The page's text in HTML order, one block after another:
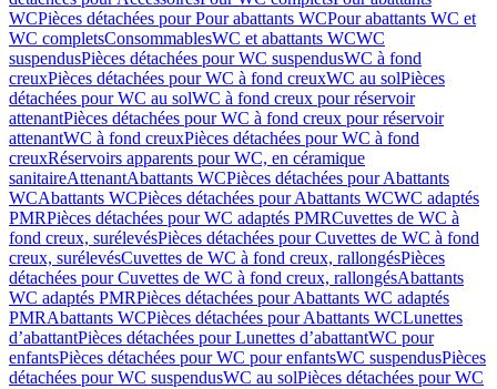
WCPièces détachées pour Pour abattants WCPour abattants WC et
WC completsConsommablesWC et abattants WCWC
suspendusPièces détachées pour WC suspendusWC à fond
creuxPièces détachées pour WC à fond creuxWC au solPièces
détachées pour WC au solWC à fond creux pour réservoir
attenantPièces détachées pour WC à fond creux pour réservoir
attenantWC à fond creuxPièces détachées pour WC à fond
creuxRéservoirs apparents pour WC, en céramique
sanitaireAttenantAbattants WCPièces détachées pour Abattants
WCAbattants WCPièces détachées pour Abattants WCWC adaptés
PMRPièces détachées pour WC adaptés PMRCuvettes de WC à
fond creux, surélevésPièces détachées pour Cuvettes de WC à fond
creux, surélevésCuvettes de WC à fond creux, rallongésPièces
détachées pour Cuvettes de WC à fond creux, rallongésAbattants
WC adaptés PMRPièces détachées pour Abattants WC adaptés
PMRAbattants WCPièces détachées pour Abattants WCLunettes
d’abattantPièces détachées pour Lunettes d’abattantWC pour
enfantsPièces détachées pour WC pour enfantsWC suspendusPièces
détachées pour WC suspendusWC au solPièces détachées pour WC